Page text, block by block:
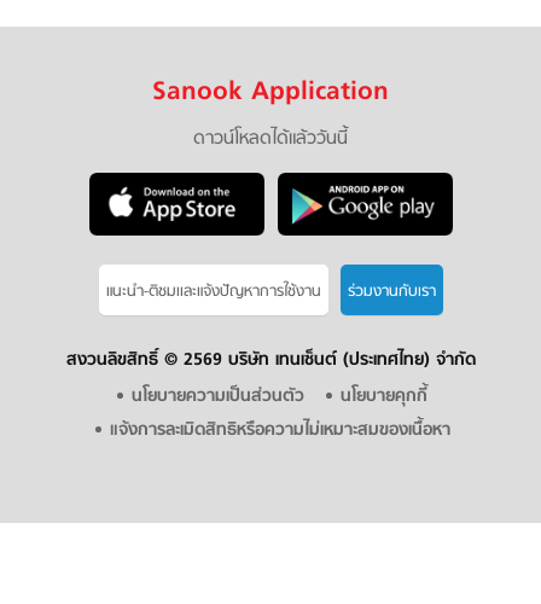
Sanook Application
ดาวน์โหลดได้แล้ววันนี้
แนะนำ-ติชมเเละแจ้งปัญหาการใช้งาน ร่วมงานกับเรา
สงวนลิขสิทธิ์ © 2569 บริษัท เทนเซ็นต์ (ประเทศไทย) จำกัด
นโยบายความเป็นส่วนตัว
นโยบายคุกกี้
แจ้งการละเมิดสิทธิหรือความไม่เหมาะสมของเนื้อหา